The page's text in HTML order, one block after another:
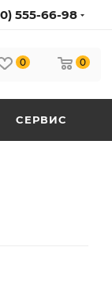
555-66-98
0 0
СЕРВИС